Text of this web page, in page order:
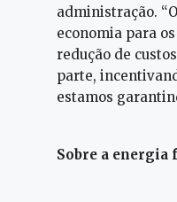
administração.
economia para
redução de
parte,
estamos
Sobre a energia